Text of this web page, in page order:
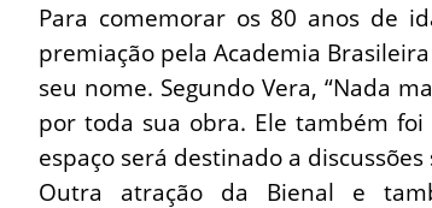
Para comemorar os 80 anos de
premiação pela Academia
seu nome. Segundo Vera, “Nada
por toda sua obra. Ele também foi
espaço será destinado a
Outra atração da Bienal e